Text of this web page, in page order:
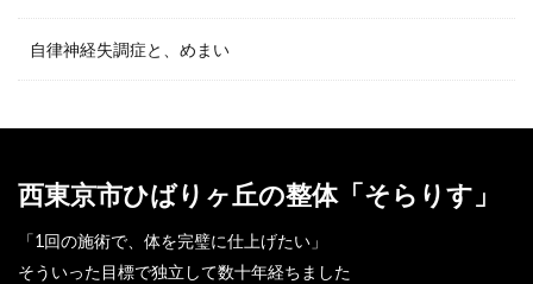
自律神経失調症と、めまい
西東京市ひばりヶ丘の整体「そらりす」
「1回の施術で、体を完璧に仕上げたい」
そういった目標で独立して数十年経ちました